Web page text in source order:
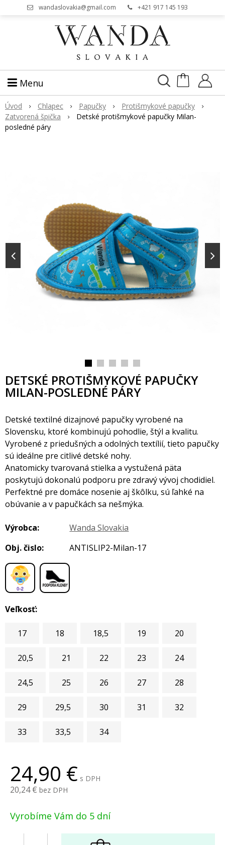
wandaslovakia@gmail.com +421 917 145 193
Menu
Úvod Chlapec Papučky
Protišmykové papučky
Zatvorená špička
Detské protišmykové papučky Milan-
posledné páry
24,90 s DPH
20,24 bez DPH
Vyrobíme Vám do 5 dní
DETSKÉ PROTIŠMYKOVÉ PAPUČKY
MILAN-POSLEDNÉ PÁRY
Detské textilné dizajnové papučky vyrobené na
Slovensku, ktoré kombinujú pohodlie, štýl a kvalitu.
Vyrobené z priedušných a odolných textílií, tieto papučky
sú ideálne pre citlivé detské nohy.
Anatomicky tvarovaná stielka a vystužená päta
poskytujú dokonalú podporu pre zdravý vývoj chodidiel.
Perfektné pre domáce nosenie aj škôlku, sú ľahké na
obúvanie a v papučkách sa nešmýka.
Výrobca:
Wanda Slovakia
Obj. čislo:
ANTISLIP2-Milan-17
Veľkosť:
17 18 18,5 19 20
20,5 21 22 23 24
24,5 25 26 27 28
29 29,5 30 31 32
33 33,5 34